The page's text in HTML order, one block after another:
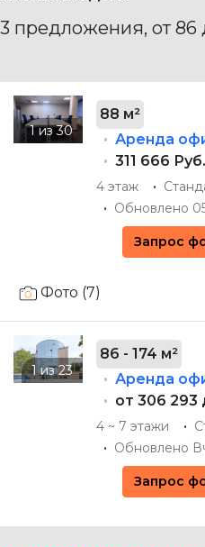
3 предложения, от 86
88 м²
Аренда
311 666
4 этаж
Обновлено
Запрос
Фото (7)
86 - 174 м²
Аренда
от 306 293
4 ~ 7 этажи
Обновлено
Запрос